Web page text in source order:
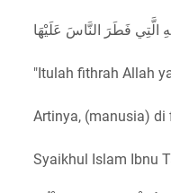
الَّتِي فَطَرَ النَّاسَ عَلَيْهَا
"Itulah fithrah Allah
Artinya, (manusia)
Syaikhul Islam Ibnu